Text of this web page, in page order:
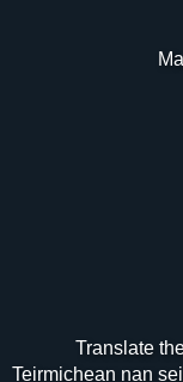
Translate
Teirmichean nan